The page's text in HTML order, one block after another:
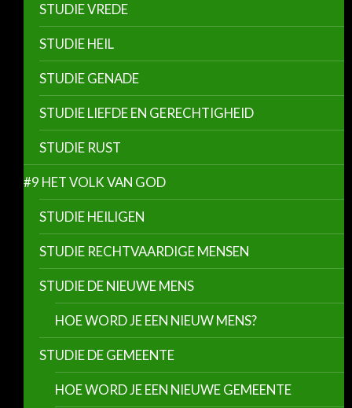
STUDIE VREDE
STUDIE HEIL
STUDIE GENADE
STUDIE LIEFDE EN GERECHTIGHEID
STUDIE RUST
#9 HET VOLK VAN GOD
STUDIE HEILIGEN
STUDIE RECHTVAARDIGE MENSEN
STUDIE DE NIEUWE MENS
HOE WORD JE EEN NIEUW MENS?
STUDIE DE GEMEENTE
HOE WORD JE EEN NIEUWE GEMEENTE